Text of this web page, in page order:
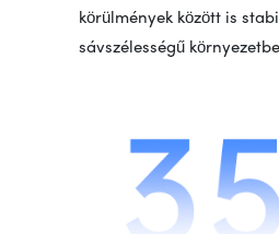
körülmények között is
sávszélességű